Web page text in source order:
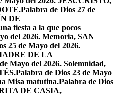
Palabra de Dios 27 de
DE
fiesta a la que pocos
del 2026. Memoria, SAN
25 de Mayo del 2026.
DE LA
Mayo del 2026. Solemnidad,
Palabra de Dios 23 de Mayo
Misa matutina.Palabra de Dios
DE CASIA,